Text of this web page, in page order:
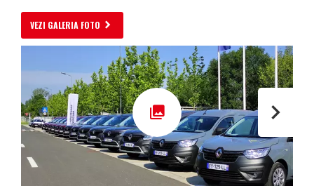
VEZI GALERIA FOTO